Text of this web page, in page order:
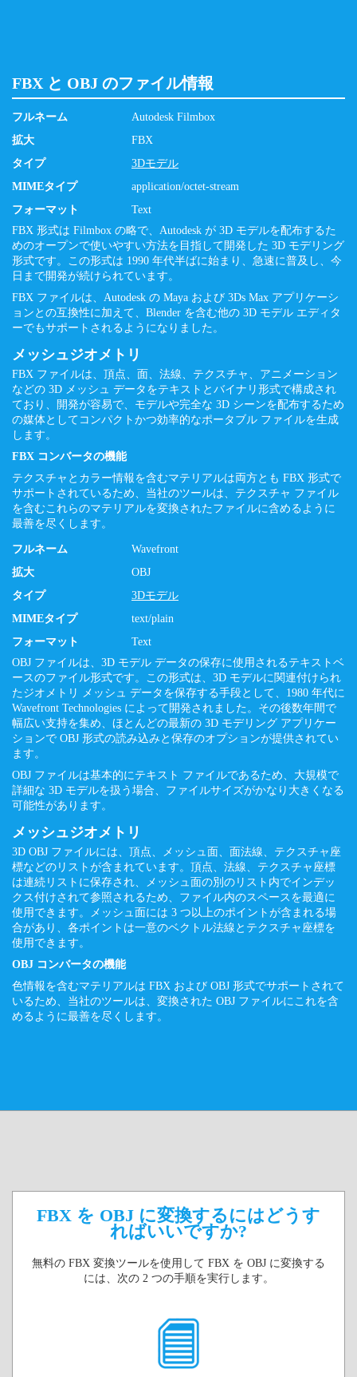
FBX と OBJ のファイル情報
フルネーム
Autodesk Filmbox
拡大
FBX
タイプ
3Dモデル
MIMEタイプ
application/octet-stream
フォーマット
Text
FBX 形式は Filmbox の略で、Autodesk が 3D モデルを配布するた
めのオープンで使いやすい方法を目指して開発した 3D モデリング
形式です。この形式は 1990 年代半ばに始まり、急速に普及し、今
日まで開発が続けられています。
FBX ファイルは、Autodesk の Maya および 3Ds Max アプリケーシ
ョンとの互換性に加えて、Blender を含む他の 3D モデル エディタ
ーでもサポートされるようになりました。
メッシュジオメトリ
FBX ファイルは、頂点、面、法線、テクスチャ、アニメーション
などの 3D メッシュ データをテキストとバイナリ形式で構成され
ており、開発が容易で、モデルや完全な 3D シーンを配布するため
の媒体としてコンパクトかつ効率的なポータブル ファイルを生成
します。
FBX コンバータの機能
テクスチャとカラー情報を含むマテリアルは両方とも FBX 形式で
サポートされているため、当社のツールは、テクスチャ ファイル
を含むこれらのマテリアルを変換されたファイルに含めるように
最善を尽くします。
フルネーム
Wavefront
拡大
OBJ
タイプ
3Dモデル
MIMEタイプ
text/plain
フォーマット
Text
OBJ ファイルは、3D モデル データの保存に使用されるテキストベ
ースのファイル形式です。この形式は、3D モデルに関連付けられ
たジオメトリ メッシュ データを保存する手段として、1980 年代に
Wavefront Technologies によって開発されました。その後数年間で
幅広い支持を集め、ほとんどの最新の 3D モデリング アプリケー
ションで OBJ 形式の読み込みと保存のオプションが提供されてい
ます。
OBJ ファイルは基本的にテキスト ファイルであるため、大規模で
詳細な 3D モデルを扱う場合、ファイルサイズがかなり大きくなる
可能性があります。
メッシュジオメトリ
3D OBJ ファイルには、頂点、メッシュ面、面法線、テクスチャ座
標などのリストが含まれています。頂点、法線、テクスチャ座標
は連続リストに保存され、メッシュ面の別のリスト内でインデッ
クス付けされて参照されるため、ファイル内のスペースを最適に
使用できます。メッシュ面には 3 つ以上のポイントが含まれる場
合があり、各ポイントは一意のベクトル法線とテクスチャ座標を
使用できます。
OBJ コンバータの機能
色情報を含むマテリアルは FBX および OBJ 形式でサポートされて
いるため、当社のツールは、変換された OBJ ファイルにこれを含
めるように最善を尽くします。
FBX を OBJ に変換するにはどうす
ればいいですか?
無料の FBX 変換ツールを使用して FBX を OBJ に変換する
には、次の 2 つの手順を実行します。